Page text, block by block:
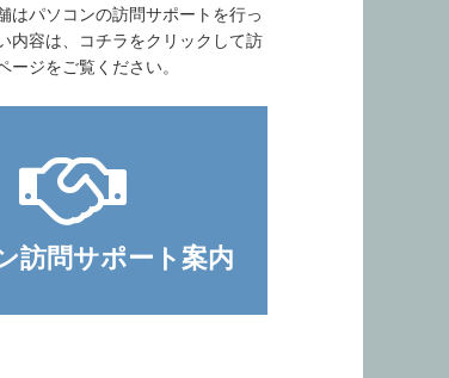
はパソコンの訪問サポートを行っ
内容は、コチラをクリックして訪
ージをご覧ください。
訪問サポート案内